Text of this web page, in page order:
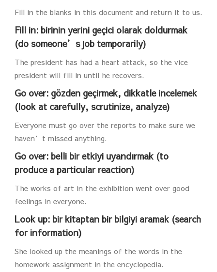
Fill in the blanks in this document and return it to us.
Fill in: birinin yerini geçici olarak doldurmak
(do someone’s job temporarily)
The president has had a heart attack, so the vice
president will fill in until he recovers.
Go over: gözden geçirmek, dikkatle incelemek
(look at carefully, scrutinize, analyze)
Everyone must go over the reports to make sure we
haven’t missed anything.
Go over: belli bir etkiyi uyandırmak (to
produce a particular reaction)
The works of art in the exhibition went over good
feelings in everyone.
Look up: bir kitaptan bir bilgiyi aramak (search
for information)
She looked up the meanings of the words in the
homework assignment in the encyclopedia.